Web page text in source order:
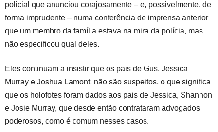
policial que anunciou corajosamente – e, possivelmente, de
forma imprudente – numa conferência de imprensa anterior
que um membro da família estava na mira da polícia, mas
não especificou qual deles.
Eles continuam a insistir que os pais de Gus, Jessica
Murray e Joshua Lamont, não são suspeitos, o que significa
que os holofotes foram dados aos pais de Jessica, Shannon
e Josie Murray, que desde então contrataram advogados
poderosos, como é comum nesses casos.